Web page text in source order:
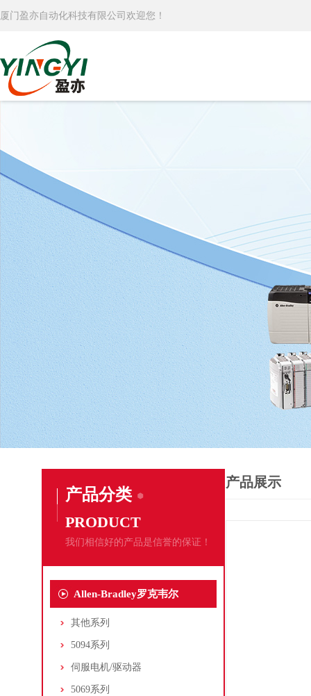
厦门盈亦自动化科技有限公司欢迎您！
产品分类
PRODUCT
我们相信好的产品是信誉的保证！
Allen-Bradley罗克韦尔
其他系列
5094系列
伺服电机/驱动器
5069系列
产品展示